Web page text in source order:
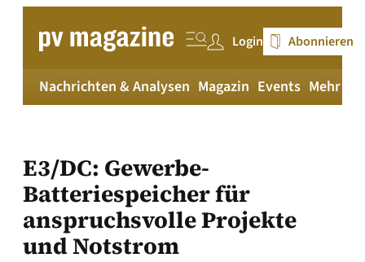
springen
Login Abonnieren
Nachrichten & Analysen Magazin Events Mehr
E3/DC: Gewerbe-
Batteriespeicher für
anspruchsvolle Projekte
und Notstrom